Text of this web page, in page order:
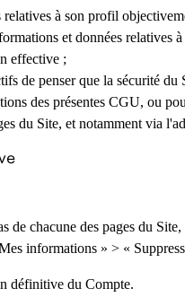
à son profil
et données relatives
effective ;
de penser que la sécurité
des présentes CGU, ou
du Site, et notamment via
de chacune des pages du
informations » > «
définitive du Compte.